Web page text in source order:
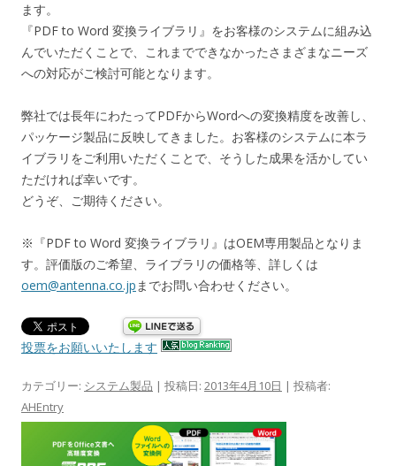
ます。
『PDF to Word 変換ライブラリ』をお客様のシステムに組み込
んでいただくことで、これまでできなかったさまざまなニーズ
への対応がご検討可能となります。
弊社では長年にわたってPDFからWordへの変換精度を改善し、
パッケージ製品に反映してきました。お客様のシステムに本ラ
イブラリをご利用いただくことで、そうした成果を活かしてい
ただければ幸いです。
どうぞ、ご期待ください。
※『PDF to Word 変換ライブラリ』はOEM専用製品となりま
す。評価版のご希望、ライブラリの価格等、詳しくは
oem@antenna.co.jpまでお問い合わせください。
投票をお願いいたします
カテゴリー: システム製品 | 投稿日: 2013年4月10日 | 投稿者:
AHEntry